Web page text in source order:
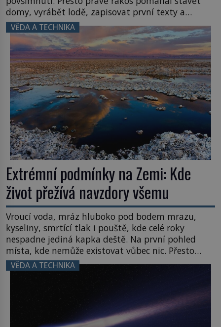
domy, vyrábět lodě, zapisovat první texty a
inspiroval řadu pověstí. Tato skromná, ale
užitečná rostlina provází člověka už tisíce let.
Většina lidí vnímá rákos jen jako obyčejnou kulisu
letního koupání. Stačí se však podívat […]
VĚDA A TECHNIKA
Extrémní podmínky na Zemi: Kde
život přežívá navzdory všemu
Vroucí voda, mráz hluboko pod bodem mrazu,
kyseliny, smrtící tlak i pouště, kde celé roky
nespadne jediná kapka deště. Na první pohled
místa, kde nemůže existovat vůbec nic. Přesto
právě tady vědci objevují organismy, které
posouvají hranice života. Každý nový nález mění
naše představy o tom, co všechno dokáže příroda a
napovídá, kde bychom jednou […]
VĚDA A TECHNIKA